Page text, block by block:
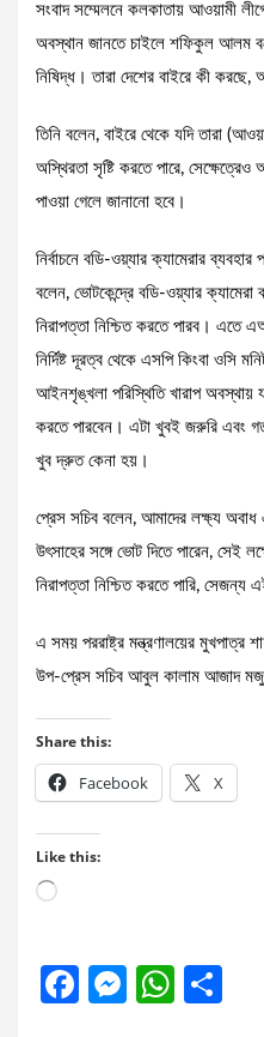
সংবাদ সম্মেলনে কলকাতায় আওয়ামী
অবস্থান জানতে চাইলে শফিকুল আলম
নিষিদ্ধ। তারা দেশের বাইরে কী করছে,
তিনি বলেন, বাইরে থেকে যদি তারা
অস্থিরতা সৃষ্টি করতে পারে,
পাওয়া গেলে জানানো হবে।
নির্বাচনে বডি-ওয়্যার ক্যামেরার
বলেন, ভোটকেন্দ্রে বডি-ওয়্যার
নিরাপত্তা নিশ্চিত করতে পারব।
নির্দিষ্ট দূরত্ব থেকে এসপি কিংবা ওসি
আইনশৃঙ্খলা পরিস্থিতি খারাপ অবস্থায়
করতে পারবেন। এটা খুবই জরুরি এবং
খুব দ্রুত কেনা হয়।
প্রেস সচিব বলেন, আমাদের লক্ষ্য অবাধ
উৎসাহের সঙ্গে ভোট দিতে পারেন, সেই
নিরাপত্তা নিশ্চিত করতে পারি, সেজন্য
এ সময় পররাষ্ট্র মন্ত্রণালয়ের মুখপাত্র
উপ-প্রেস সচিব আবুল কালাম আজাদ
Share this:
Facebook X
Like this:
Loading…
F
M
W